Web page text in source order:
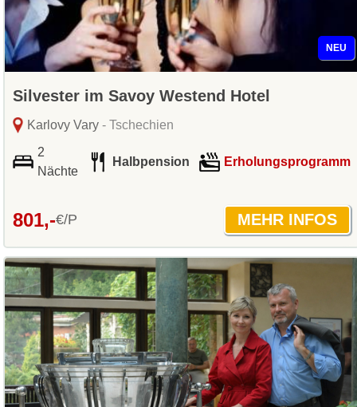
NEU
Silvester im Savoy Westend Hotel
Karlovy Vary - Tschechien
2
Nächte
Halbpension Erholungsprogramm
801,-€/P